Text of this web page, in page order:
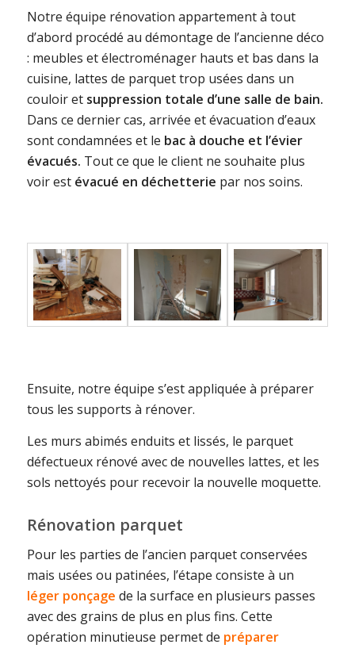
Notre équipe rénovation appartement à tout
d’abord procédé au démontage de l’ancienne déco
: meubles et électroménager hauts et bas dans la
cuisine, lattes de parquet trop usées dans un
couloir et suppression totale d’une salle de bain.
Dans ce dernier cas, arrivée et évacuation d’eaux
sont condamnées et le bac à douche et l’évier
évacués. Tout ce que le client ne souhaite plus
voir est évacué en déchetterie par nos soins.
Ensuite, notre équipe s’est appliquée à préparer
tous les supports à rénover.
Les murs abimés enduits et lissés, le parquet
défectueux rénové avec de nouvelles lattes, et les
sols nettoyés pour recevoir la nouvelle moquette.
Rénovation parquet
Pour les parties de l’ancien parquet conservées
mais usées ou patinées, l’étape consiste à un
léger ponçage de la surface en plusieurs passes
avec des grains de plus en plus fins. Cette
opération minutieuse permet de préparer